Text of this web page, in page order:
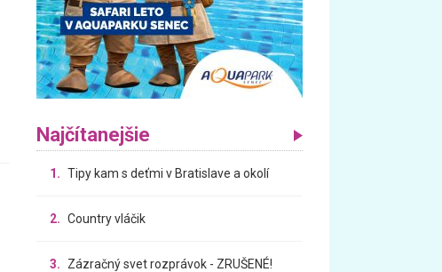
Najčítanejšie
1. Tipy kam s deťmi v Bratislave a okolí
2. Country vláčik
3. Zázračný svet rozprávok - ZRUŠENÉ!